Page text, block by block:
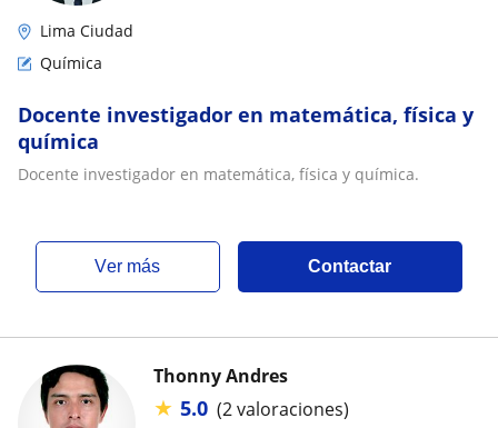
Lima Ciudad
Química
Docente investigador en matemática, física y
química
Docente investigador en matemática, física y química.
ver más Contactar
Thonny Andres
★ 5.0 (2 valoraciones)